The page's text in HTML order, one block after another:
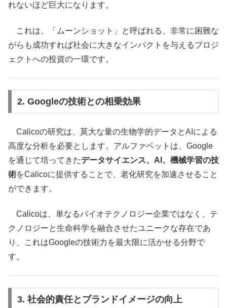
れないほど巨大になります。
これは、「ムーンショット」と呼ばれる、非常に困難な
がらも成功すれば社会に大きなインパクトを与えるプロジ
ェクトへの投資の一環です。
2. Googleの技術との相乗効果
Calicoの研究は、莫大な量の生物学的データとAIによる
高度な分析を必要とします。アルファベットは、Google
を通じて培ってきたデータサイエンス、AI、機械学習の技
術をCalicoに提供することで、老化研究を加速させること
ができます。
Calicoは、単なるバイオテクノロジー企業ではなく、テ
クノロジーと生命科学を融合させたユニークな存在であ
り、これはGoogleの技術力を最大限に活かせる分野で
す。
3. 社会的責任とブランドイメージの向上